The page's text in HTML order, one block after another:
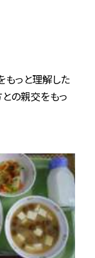
もっと理解した
の親交をもっ